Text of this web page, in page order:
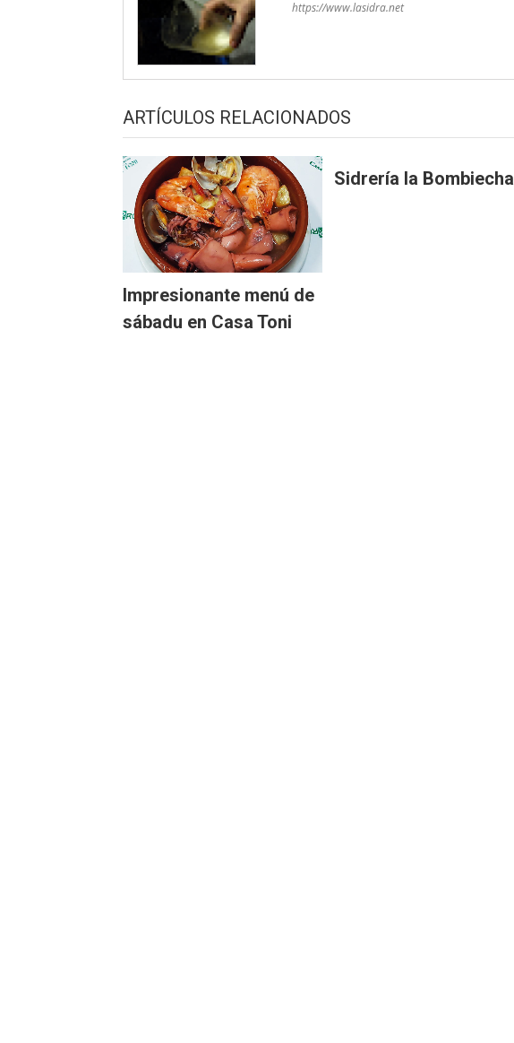
https://www.lasidra.net
ARTÍCULOS RELACIONADOS
Impresionante menú de
sábadu en Casa Toni
Sidrería la Bombiecha